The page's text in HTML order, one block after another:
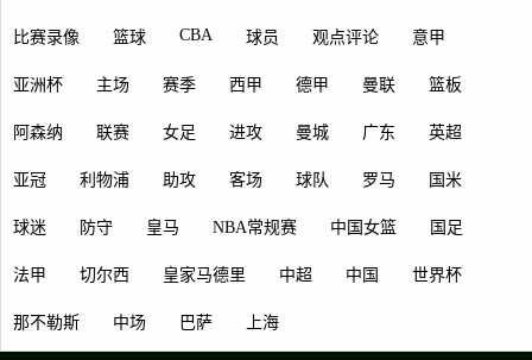
比赛录像 篮球 CBA 球员 观点评论 意甲
亚洲杯 主场 赛季 西甲 德甲 曼联 篮板
阿森纳 联赛 女足 进攻 曼城 广东 英超
亚冠 利物浦 助攻 客场 球队 罗马 国米
球迷 防守 皇马 NBA常规赛 中国女篮 国足
法甲 切尔西 皇家马德里 中超 中国 世界杯
那不勒斯 中场 巴萨 上海